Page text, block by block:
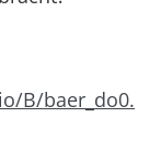
B/baer_do0.